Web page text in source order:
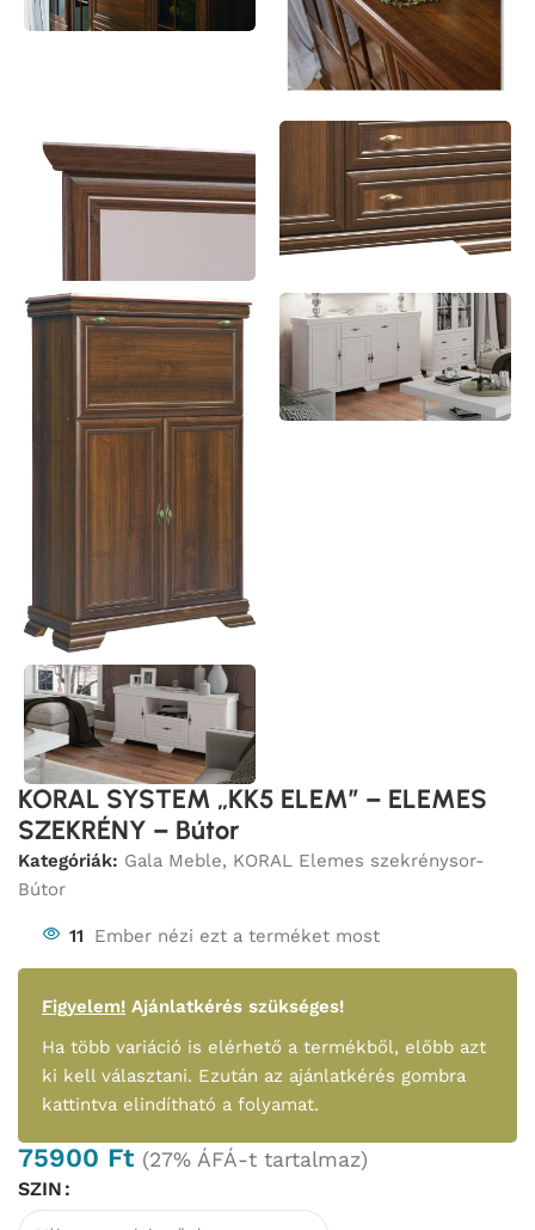
KORAL SYSTEM „KK5 ELEM” – ELEMES
SZEKRÉNY – Bútor
Kategóriák: Gala Meble, KORAL Elemes szekrénysor-
Bútor
11 Ember nézi ezt a terméket most
Figyelem! Ajánlatkérés szükséges!
Ha több variáció is elérhető a termékből, előbb azt
ki kell választani. Ezután az ajánlatkérés gombra
kattintva elindítható a folyamat.
75900 Ft (27% ÁFÁ-t tartalmaz)
SZIN